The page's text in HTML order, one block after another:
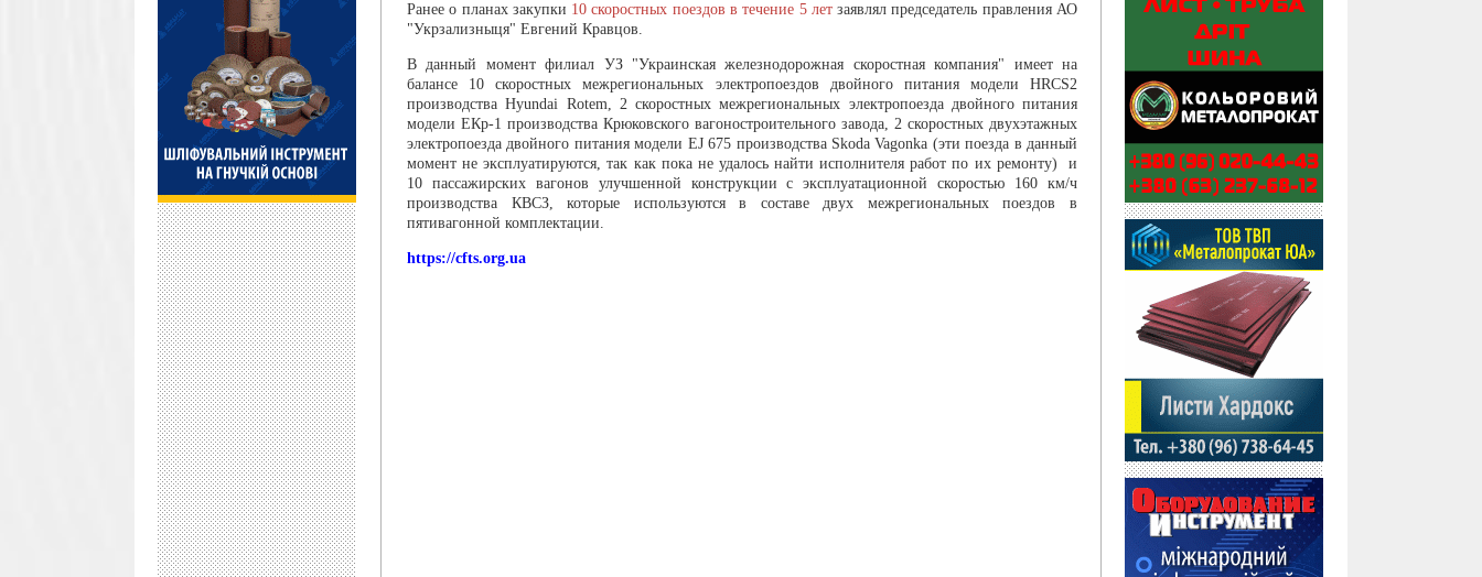
Ранее о планах закупки 10 скоростных поездов в течение 5 летзаявлял председатель правления АО
"Укрзализныця" Евгений Кравцов.
В данный момент филиал УЗ "Украинская железнодорожная скоростная компания" имеет на
балансе 10 скоростных межрегиональных электропоездов двойного питания модели HRCS2
производства Hyundai Rotem, 2 скоростных межрегиональных электропоезда двойного питания
модели ЕКр-1 производства Крюковского вагоностроительного завода, 2 скоростных двухэтажных
электропоезда двойного питания модели EJ 675 производства Skoda Vagonka (эти поезда в данный
момент не эксплуатируются, так как пока не удалось найти исполнителя работ по их ремонту) и
10 пассажирских вагонов улучшенной конструкции с эксплуатационной скоростью 160 км/ч
производства КВСЗ, которые используются в составе двух межрегиональных поездов в
пятивагонной комплектации.
https://cfts.org.ua